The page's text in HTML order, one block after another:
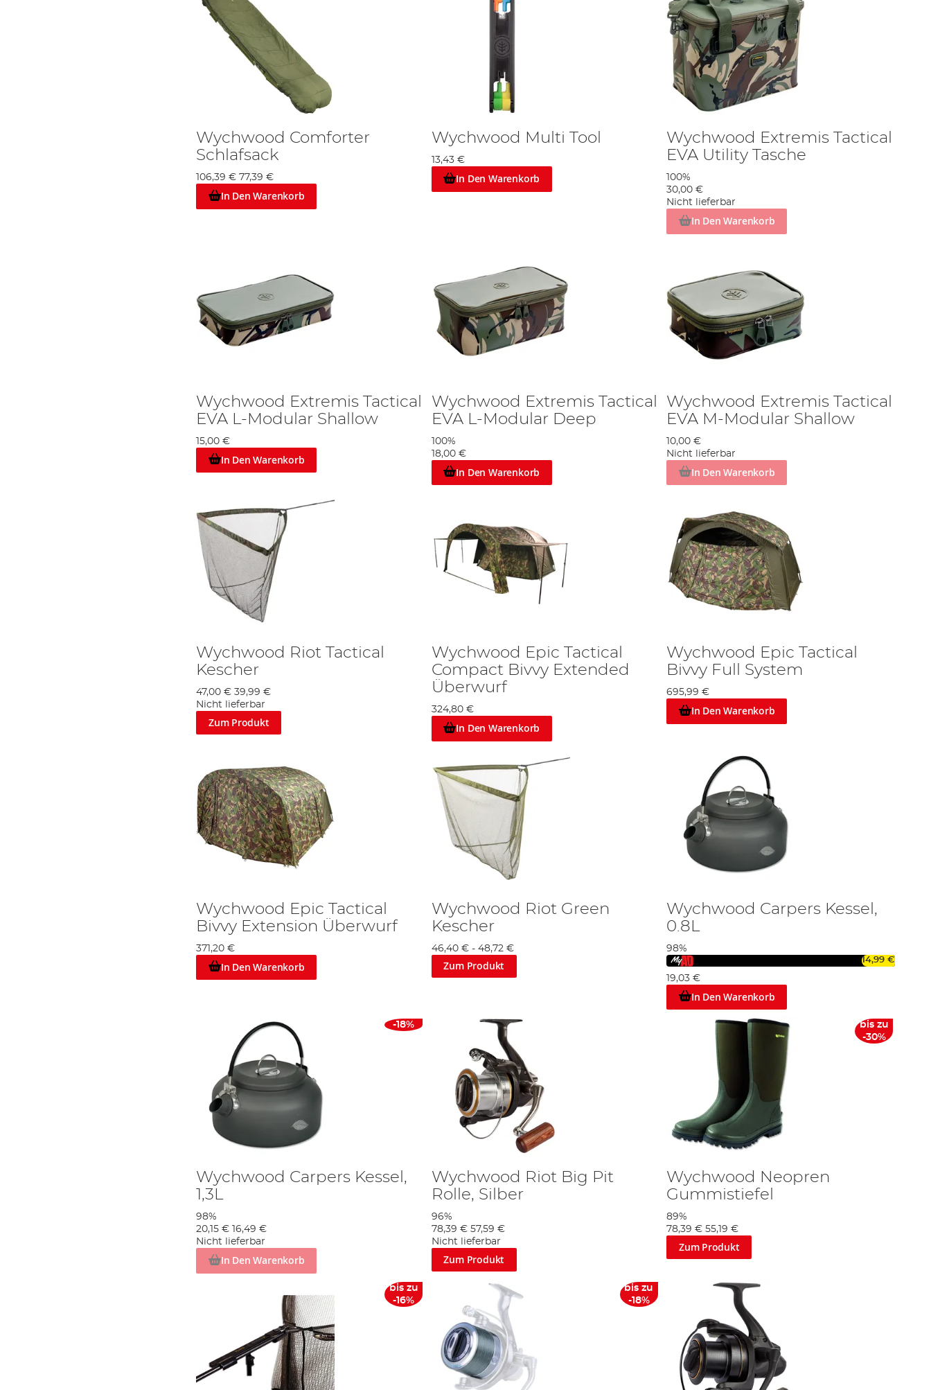
Wychwood Comforter
Schlafsack
106,39 € 77,39 €
In Den Warenkorb
Wychwood Multi Tool
13,43 €
In Den Warenkorb
Wychwood Extremis Tactical
EVA Utility Tasche
100%
30,00 €
Nicht lieferbar
In Den Warenkorb
Wychwood Extremis Tactical
EVA L-Modular Shallow
15,00 €
In Den Warenkorb
Wychwood Extremis Tactical
EVA L-Modular Deep
100%
18,00 €
In Den Warenkorb
Wychwood Extremis Tactical
EVA M-Modular Shallow
10,00 €
Nicht lieferbar
In Den Warenkorb
Wychwood Riot Tactical
Kescher
47,00 € 39,99 €
Nicht lieferbar
Zum Produkt
Wychwood Epic Tactical
Compact Bivvy Extended
Überwurf
324,80 €
In Den Warenkorb
Wychwood Epic Tactical
Bivvy Full System
695,99 €
In Den Warenkorb
Wychwood Epic Tactical
Bivvy Extension Überwurf
371,20 €
In Den Warenkorb
Wychwood Riot Green
Kescher
46,40 €- 48,72 €
Zum Produkt
Wychwood Carpers Kessel,
0.8L
98%
14,99 €
19,03 €
In Den Warenkorb
-18%
Wychwood Carpers Kessel,
1,3L
98%
20,15 €
16,49 €
Nicht lieferbar
In Den Warenkorb
Wychwood Riot Big Pit
Rolle, Silber
96%
78,39 € 57,59 €
Nicht lieferbar
Zum Produkt
bis zu
-30%
Wychwood Neopren
Gummistiefel
89%
78,39 € 55,19 €
Zum Produkt
bis zu
-16%
bis zu
-18%